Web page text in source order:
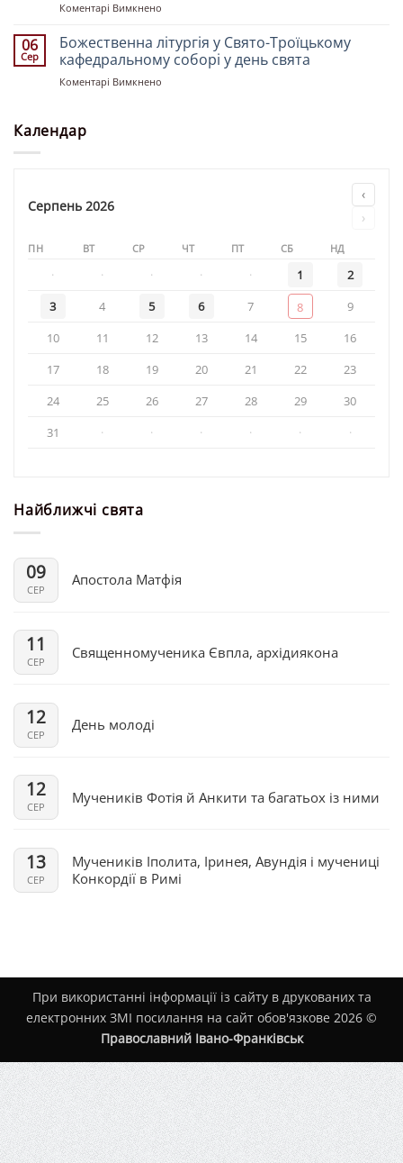
Коментарі Вимкнено
Богослужіння
у
храмі
06
Сер
Божественна літургія у Свято-Троїцькому
кафедральному соборі у день свята
Коментарі Вимкнено
Календар
Серпень 2026
‹
›
ПН ВТ СР ЧТ ПТ СБ НД
· · · · · 1
2
3
4 5 6 7 8
9
10
11 12 13 14 15
16
17
18 19 20 21 22
23
24
25 26 27 28 29
30
31
· · · · · ·
Найближчі свята
09
СЕР
Апостола Матфія
11
СЕР
Священномученика Євпла, архідиякона
12
СЕР
День молоді
12
СЕР
Мучеників Фотія й Анкити та багатьох із ними
13
СЕР
Мучеників Іполита, Іринея, Авундія і мучениці
Конкордії в Римі
При використанні інформації із сайту в друкованих та
електронних ЗМІ посилання на сайт обов'язкове 2026 ©
Православний Івано-Франківськ